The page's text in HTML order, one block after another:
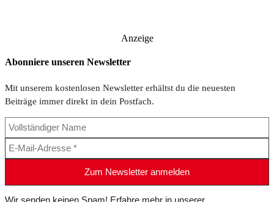
Anzeige
Abonniere unseren Newsletter
Mit unserem kostenlosen Newsletter erhältst du die neuesten
Beiträge immer direkt in dein Postfach.
Wir senden keinen Spam! Erfahre mehr in unserer